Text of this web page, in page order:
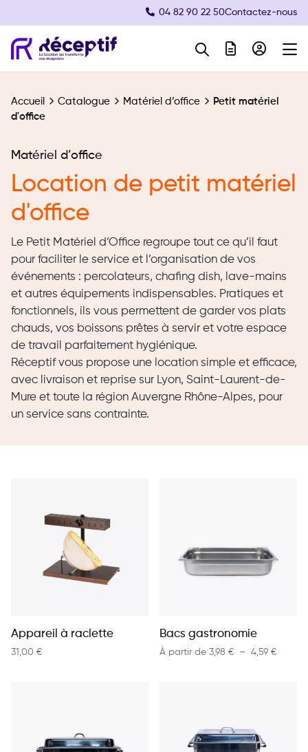
04 82 90 22 50Contactez-nous
Navigation principale
Accueil Catalogue Matériel d’office
Petit matériel
d'office
Matériel d’office
Location de petit matériel
d'office
Le Petit Matériel d’Office regroupe tout ce qu’il faut
pour faciliter le service et l’organisation de vos
événements : percolateurs, chafing dish, lave-mains
et autres équipements indispensables. Pratiques et
fonctionnels, ils vous permettent de garder vos plats
chauds, vos boissons prêtes à servir et votre espace
de travail parfaitement hygiénique.
Réceptif vous propose une location simple et efficace,
avec livraison et reprise sur Lyon, Saint-Laurent-de-
Mure et toute la région Auvergne Rhône-Alpes, pour
un service sans contrainte.
Appareil à raclette
31,00 €
Bacs gastronomie
À partir de 3,98 € – 4,59 €Plage